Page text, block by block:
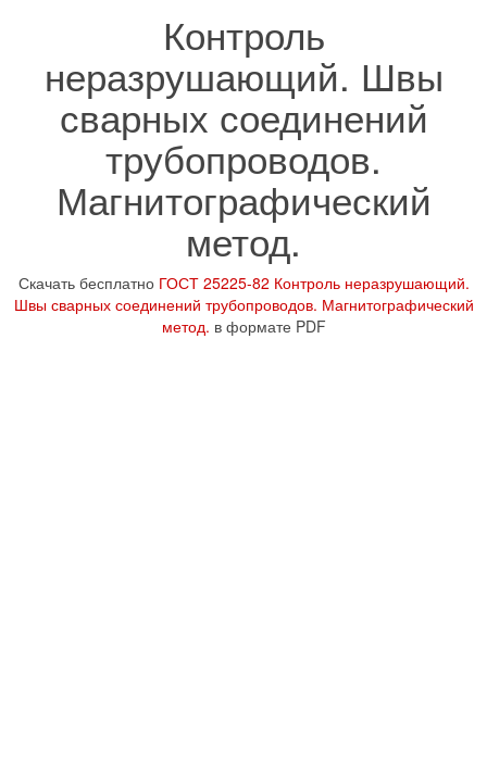
Контроль
неразрушающий. Швы
сварных соединений
трубопроводов.
Магнитографический
метод.
Скачать бесплатно ГОСТ 25225-82 Контроль неразрушающий.
Швы сварных соединений трубопроводов. Магнитографический
метод. в формате PDF